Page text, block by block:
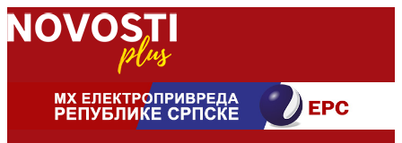
Skip
to
content
Novosti